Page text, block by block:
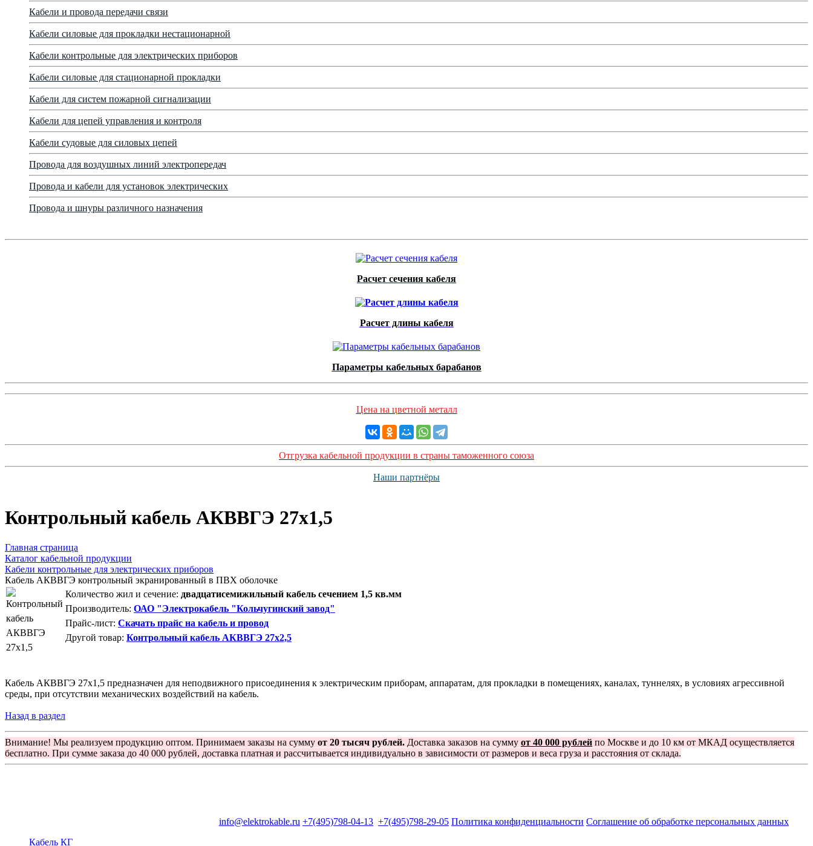
Кабели и провода передачи связи
Кабели силовые для прокладки нестационарной
Кабели контрольные для электрических приборов
Кабели силовые для стационарной прокладки
Кабели для систем пожарной сигнализации
Кабели для цепей управления и контроля
Кабели судовые для силовых цепей
Провода для воздушных линий электропередач
Провода и кабели для установок электрических
Провода и шнуры различного назначения
Расчет сечения кабеля
Расчет длины кабеля
Параметры кабельных барабанов
Цена на цветной металл
Отгрузка кабельной продукции в страны таможенного союза
Наши партнёры
Контрольный кабель AКВВГЭ 27х1,5
Главная страница
Каталог кабельной продукции
Кабели контрольные для электрических приборов
Кабель АКВВГЭ контрольный экранированный в ПВХ оболочке
Количество жил и сечение: двадцатисемижильный кабель сечением 1,5 кв.мм
Производитель: ОАО "Электрокабель "Кольчугинский завод"
Прайс-лист: Скачать прайс на кабель и провод
Другой товар: Контрольный кабель АКВВГЭ 27х2,5
Кабель АКВВГЭ 27х1,5 предназначен для неподвижного присоединения к электрическим приборам, аппаратам, для прокладки в помещениях, каналах, туннелях, в условиях агрессивной
среды, при отсутствии механических воздействий на кабель.
Назад в раздел
Внимание! Мы реализуем продукцию оптом. Принимаем заказы на сумму от 20 тысяч рублей. Доставка заказов на сумму от 40 000 рублей по Москве и до 10 км от МКАД осуществляется
бесплатно. При сумме заказа до 40 000 рублей, доставка платная и рассчитывается индивидуально в зависимости от размеров и веса груза и расстояния от склада.
info@elektrokable.ru +7(495)798-04-13 +7(495)798-29-05 Политика конфиденциальности Соглашение об обработке персональных данных
Кабель КГ